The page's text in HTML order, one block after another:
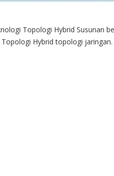
Topologi Hybrid Susunan
Hybrid topologi